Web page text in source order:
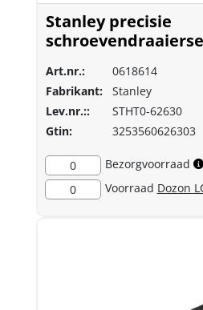
Stanley precisie
Art.nr.:
0618614
Fabrikant:
Stanley
Lev.nr.::
STHT0-62630
Gtin:
3253560626303
0
Bezorgvoorraad
0
Voorraad Dozon